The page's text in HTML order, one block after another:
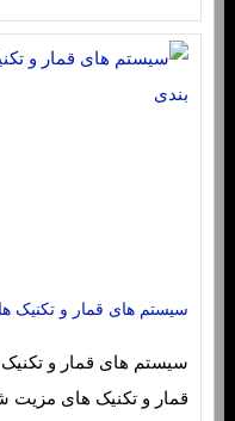
سیستم های قمار و
سیستم های قمار و
قمار و تکنیک های